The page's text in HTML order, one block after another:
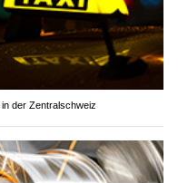
der Zentralschweiz